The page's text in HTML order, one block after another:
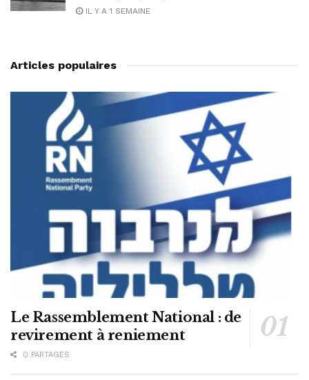
IL Y A 1 SEMAINE
Articles populaires
Le Rassemblement National : de
revirement à reniement
0 PARTAGES